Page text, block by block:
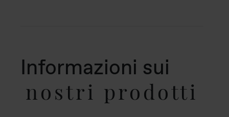
Informazioni sui
nostri prodotti